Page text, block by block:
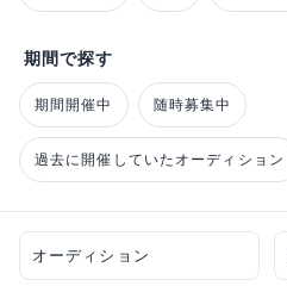
期間で探す
期間開催中 随時募集中
過去に開催していたオーディション
オーディション